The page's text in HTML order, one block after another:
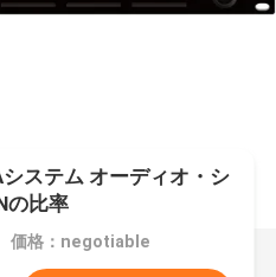
ステム オーディオ・シ
の比率
価格：negotiable